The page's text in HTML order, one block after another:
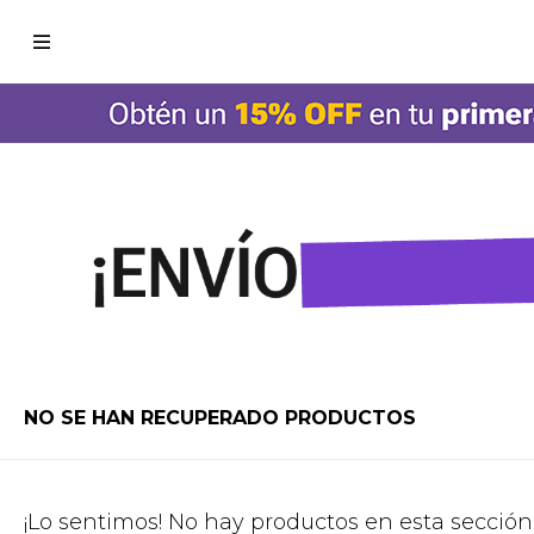

NO SE HAN RECUPERADO PRODUCTOS
¡Lo sentimos! No hay productos en esta